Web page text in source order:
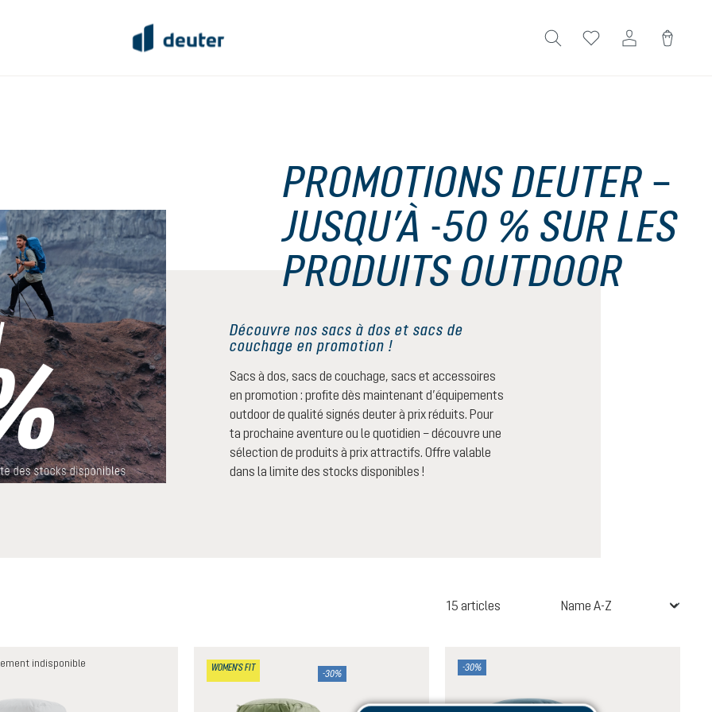
PROMOTIONS DEUTER –
JUSQU’À -50 % SUR LES
PRODUITS OUTDOOR
Découvre nos sacs à dos et sacs de
couchage en promotion !
Sacs à dos, sacs de couchage, sacs et accessoires
en promotion : profite dès maintenant d’équipements
outdoor de qualité signés deuter à prix réduits. Pour
ta prochaine aventure ou le quotidien – découvre une
sélection de produits à prix attractifs. Offre valable
dans la limite des stocks disponibles !
15 articles
indisponible WOMEN'S FIT
-30%
-30%